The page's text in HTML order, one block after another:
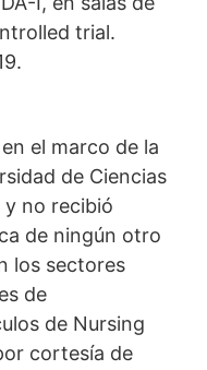
trial.
el marco de la
de Ciencias
y no recibió
de ningún otro
los sectores
de
de Nursing
cortesía de